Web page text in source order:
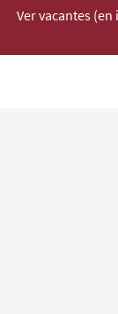
Ver vacantes